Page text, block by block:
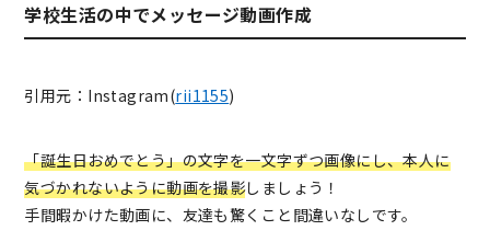
学校生活の中でメッセージ動画作成
引用元：Instagram(rii1155)
「誕生日おめでとう」の文字を一文字ずつ画像にし、本人に
気づかれないように動画を撮影しましょう！
手間暇かけた動画に、友達も驚くこと間違いなしです。